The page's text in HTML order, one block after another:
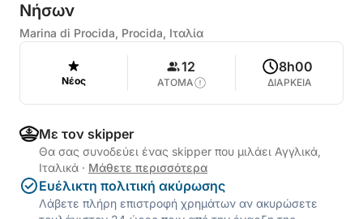
Νήσων
Marina di Procida, Procida, Ιταλία
Νέος
12
ΑΤΟΜΑ
8h00
ΔΙΑΡΚΕΙΑ
Με τον skipper
Θα σας συνοδεύει ένας skipper που μιλάει Αγγλικά,
Ιταλικά · Μάθετε περισσότερα
Ευέλικτη πολιτική ακύρωσης
Λάβετε πλήρη επιστροφή χρημάτων αν ακυρώσετε